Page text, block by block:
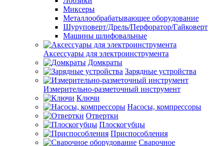
Миксеры
Металлообрабатывающее оборудование
Шуруповерт/Дрель/Перфоратор/Гайковерт
Машины шлифовальные
Аксессуары для электроинструмента
Домкраты
Зарядные устройства
Измерительно-разметочный инструмент
Ключи
Насосы, компрессоры
Отвертки
Плоскогубцы
Приспособления
Сварочное